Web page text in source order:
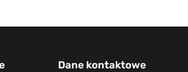
Dane kontaktowe